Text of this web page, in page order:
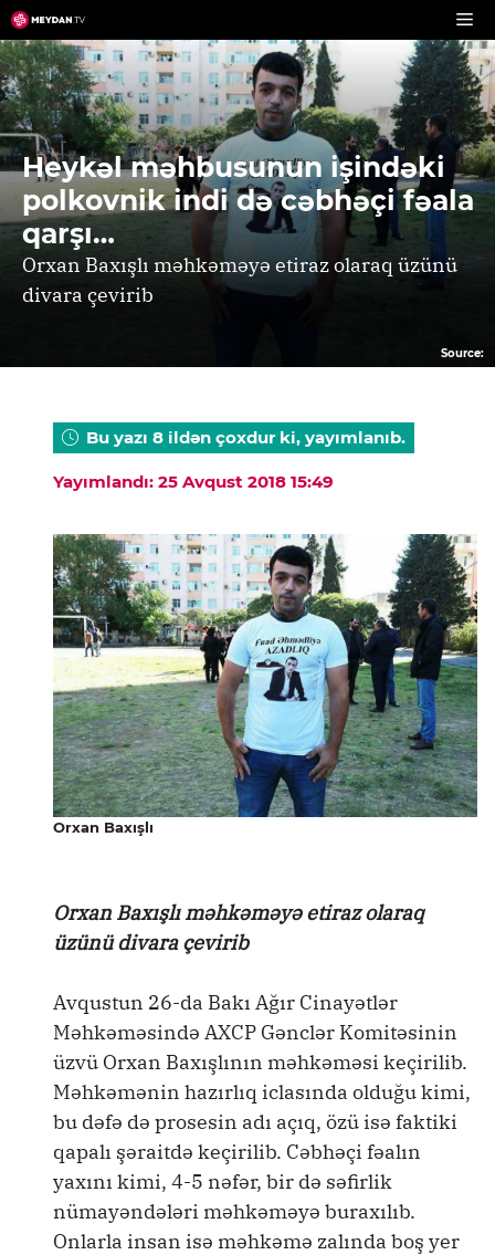
Skip
to
content
Heykəl məhbusunun işindəki
polkovnik indi də cəbhəçi fəala
qarşı…
Orxan Baxışlı məhkəməyə etiraz olaraq üzünü
divara çevirib
Source:
Bu yazı 8 ildən çoxdur ki, yayımlanıb.
Yayımlandı: 25 Avqust 2018 15:49
Orxan Baxışlı
Orxan Baxışlı məhkəməyə etiraz olaraq
üzünü divara çevirib
Avqustun 26-da Bakı Ağır Cinayətlər
Məhkəməsində AXCP Gənclər Komitəsinin
üzvü Orxan Baxışlının məhkəməsi keçirilib.
Məhkəmənin hazırlıq iclasında olduğu kimi,
bu dəfə də prosesin adı açıq, özü isə faktiki
qapalı şəraitdə keçirilib. Cəbhəçi fəalın
yaxını kimi, 4-5 nəfər, bir də səfirlik
nümayəndələri məhkəməyə buraxılıb.
Onlarla insan isə məhkəmə zalında boş yer